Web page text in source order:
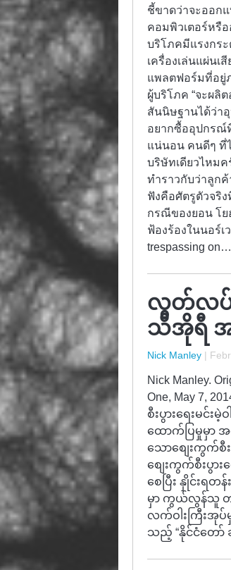
ชี้ขาดว่าจะออกแ
คอมพิวเตอร์หรือ
บริโภคมีแรงกระ
เครื่องเล่นแผ่นเ
แพลตฟอร์มที่อยู่
ผู้บริโภค “จะผลิ
สันนิษฐานได้ว่า
อยากซื้ออุปกรณ์
แน่นอน คนดีๆ ที่ไ
บริษัทเดียวไหมค
ทำราวกับว่าลูก
ฟังคือศัตรูตัวจริง
กรณีของยอน โย
ฟ้องร้องในนอร์เ
trespassing on…
လွတ်လပ်
သီအိုရီ အ
Nick Manley |
Nick Manley.
One, May 7,
စီးပွားရေးမင်
ထောက်ပြမှုမှာ
သောစျေးကွက်
စျေးကွက်စီးပွာ
စေပြီး နှိုင်းရ
မှာ ကွယ်လွန်သူ တ
လက်ဝါးကြီးအုပ်
သည့် “နိုင်ငံတော်